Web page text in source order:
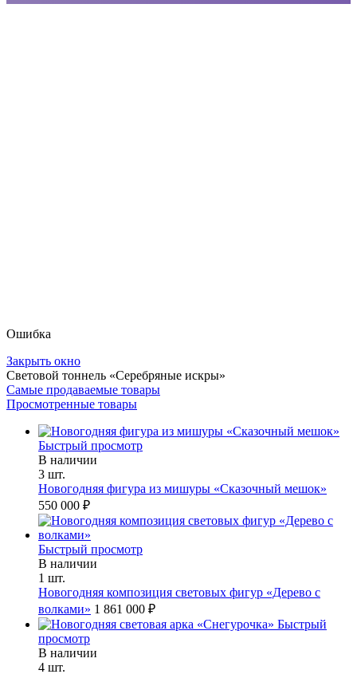
Ошибка
Закрыть окно
Световой тоннель «Серебряные искры»
Самые продаваемые товары
Просмотренные товары
Быстрый просмотр
В наличии
3 шт.
Новогодняя фигура из мишуры «Сказочный мешок»
550 000 ₽
Быстрый просмотр
В наличии
1 шт.
Новогодняя композиция световых фигур «Дерево с
волками» 1 861 000 ₽
Быстрый
просмотр
В наличии
4 шт.